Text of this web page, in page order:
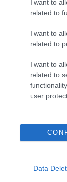
I want to
related to
I want to
related to
I want to
related to
user
Data
helynél
Fontos
Jelenleg
kieső
Tecpro is.